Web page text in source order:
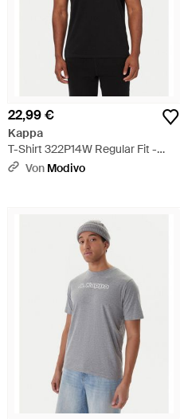
22,99 €
Kappa
T-Shirt 322P14W Regular Fit -
Schwarz
Von Modivo